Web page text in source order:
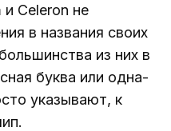
Celeron не
в названия своих
из них в
буква или одна-
указывают, к